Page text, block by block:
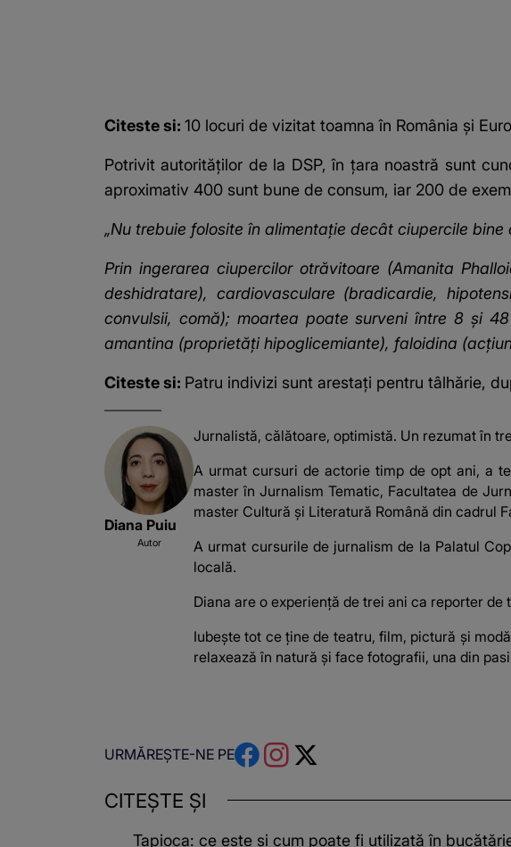
Citeste si: 10 locuri de vizitat toamna în România și
Potrivit autorităților de la DSP, în țara noastră sunt
aproximativ 400 sunt bune de consum, iar 200 de
„Nu trebuie folosite în alimentaţie decât ciupercile bine
Prin ingerarea ciupercilor otrăvitoare (Amanita
deshidratare), cardiovasculare (bradicardie,
convulsii, comă); moartea poate surveni între 8 şi
amantina (proprietăţi hipoglicemiante), faloidina
Citeste si: Patru indivizi sunt arestați pentru tâlhărie,
Diana Puiu
Autor
Jurnalistă, călătoare, optimistă. Un rezumat în
A urmat cursuri de actorie timp de opt ani, a
master în Jurnalism Tematic, Facultatea de
master Cultură și Literatură Română din cadrul
A urmat cursurile de jurnalism de la Palatul
locală.
Diana are o experiență de trei ani ca reporter
Iubește tot ce ține de teatru, film, pictură și
relaxează în natură și face fotografii, una din
URMĂREȘTE-NE PE
CITEȘTE ȘI
Tapioca: ce este și cum poate fi utilizată în